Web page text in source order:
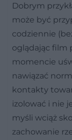
Dobrym
może być
codziennie
oglądając film
momencie
nawiązać
kontakty
izolować i nie
myśli wciąż
zachowanie